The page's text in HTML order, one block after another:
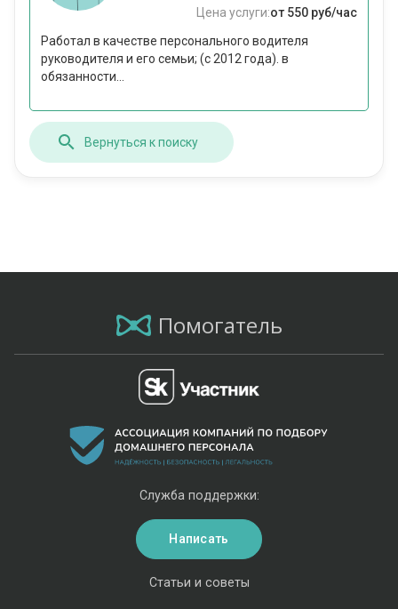
Цена услуги:от 550 руб/час
Работал в качестве персонального водителя
руководителя и его семьи; (с 2012 года). в
обязанности...
Вернуться к поиску
Помогатель
Статьи и советы
Служба поддержки:
Написать